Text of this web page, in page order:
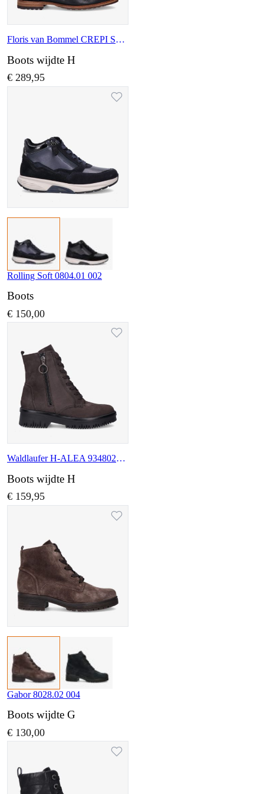
Floris van Bommel CREPI SFM-50159 10-02
Boots wijdte H
€ 289,95
Rolling Soft 0804.01 002
Boots
€ 150,00
Waldlaufer H-ALEA 934802 190 166
Boots wijdte H
€ 159,95
Gabor 8028.02 004
Boots wijdte G
€ 130,00